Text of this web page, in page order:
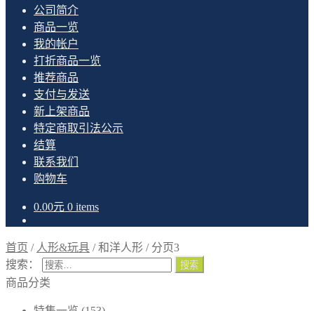
公司简介
商品一览
我的帐户
打折商品一览
推荐商品
支付与发送
新上架商品
特定商取引法公示
结算
联系我们
购物车
0.00元 0 items
首页 / 人形&玩具 /和洋人形 / 分页3
搜索：
商品分类